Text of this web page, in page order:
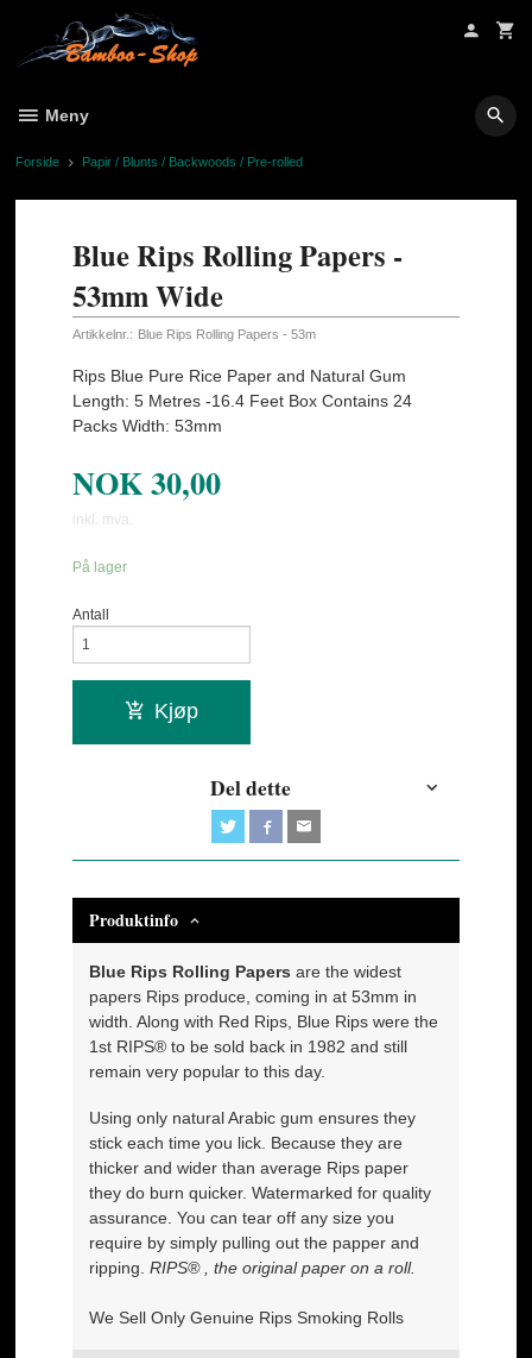
innholdet
Meny
Forside Papir / Blunts / Backwoods / Pre-rolled
Blue Rips Rolling Papers -
53mm Wide
Artikkelnr.: Blue Rips Rolling Papers - 53m
Rips Blue Pure Rice Paper and Natural Gum
Length: 5 Metres -16.4 Feet Box Contains 24
Packs Width: 53mm
NOK30,00
inkl. mva.
På lager
Antall
Kjøp
Del dette
Produktinfo
Blue Rips Rolling Papers are the widest
papers Rips produce, coming in at 53mm in
width. Along with Red Rips, Blue Rips were the
1st RIPS® to be sold back in 1982 and still
remain very popular to this day.
Using only natural Arabic gum ensures they
stick each time you lick. Because they are
thicker and wider than average Rips paper
they do burn quicker. Watermarked for quality
assurance. You can tear off any size you
require by simply pulling out the papper and
ripping.RIPS® , the original paper on a roll.
We Sell Only Genuine Rips Smoking Rolls